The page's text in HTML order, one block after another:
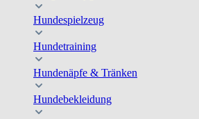
Hundespielzeug
Hundetraining
Hundenäpfe & Tränken
Hundebekleidung